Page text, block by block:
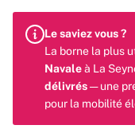
Le saviez vous ?
La borne la plus
Navaleà La
délivrés— une
pour la mobilité